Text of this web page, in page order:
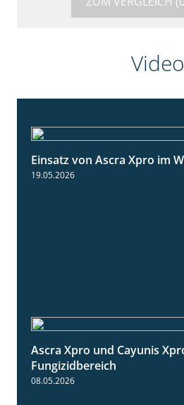
Video
Einsatz von Ascra Xpro im
19.05.2026
Ascra Xpro und Cayunis
Fungizidbereich
08.05.2026